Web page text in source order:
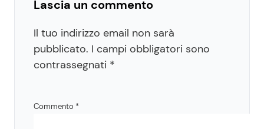
Lascia un commento
Il tuo indirizzo email non sarà
pubblicato. I campi obbligatori sono
contrassegnati *
Commento *